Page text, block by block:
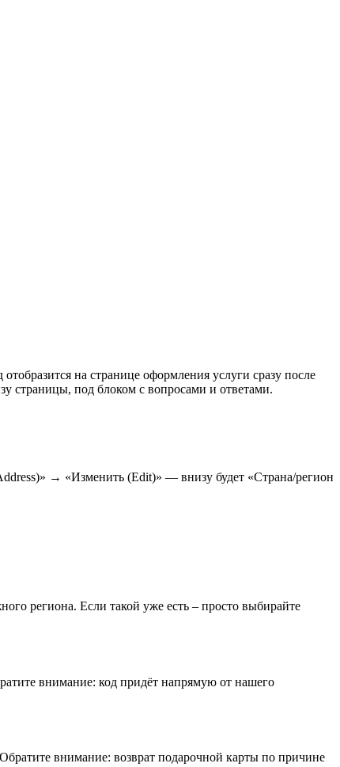
на странице оформления услуги сразу после
страницы, под блоком с вопросами и ответами.
→ «Изменить (Edit)» — внизу будет «Страна/регион
региона. Если такой уже есть – просто выбирайте
внимание: код придёт напрямую от нашего
внимание: возврат подарочной карты по причине